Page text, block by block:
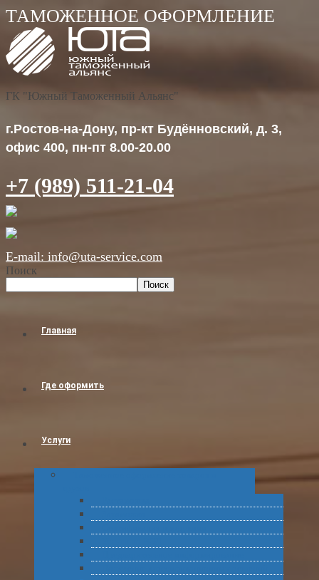
ГК "Южный Таможенный Альянс"
г.Ростов-на-Дону, пр-кт Будённовский, д. 3,
офис 400, пн-пт 8.00-20.00
+7 (989) 511-21-04
E-mail: info@uta-service.com
Поиск
Поиск
Главная
Где оформить
Услуги